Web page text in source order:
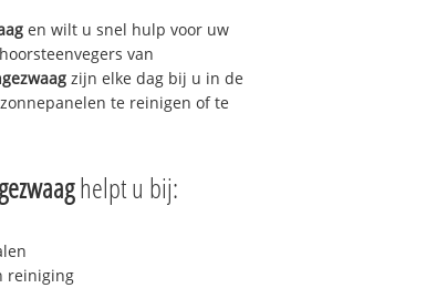
en wilt u snel hulp voor uw
van
zijn elke dag bij u in de
te reinigen of te
helpt u bij:
reiniging